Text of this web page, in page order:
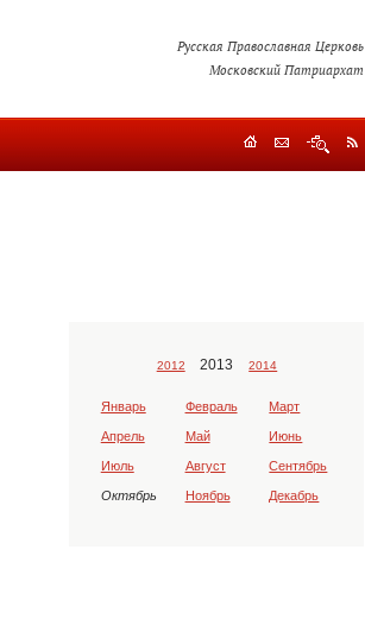
Русская Православная Церковь
Московский Патриархат
2012 2013 2014
Январь Февраль Март
Апрель Май Июнь
Июль Август Сентябрь
Октябрь Ноябрь Декабрь